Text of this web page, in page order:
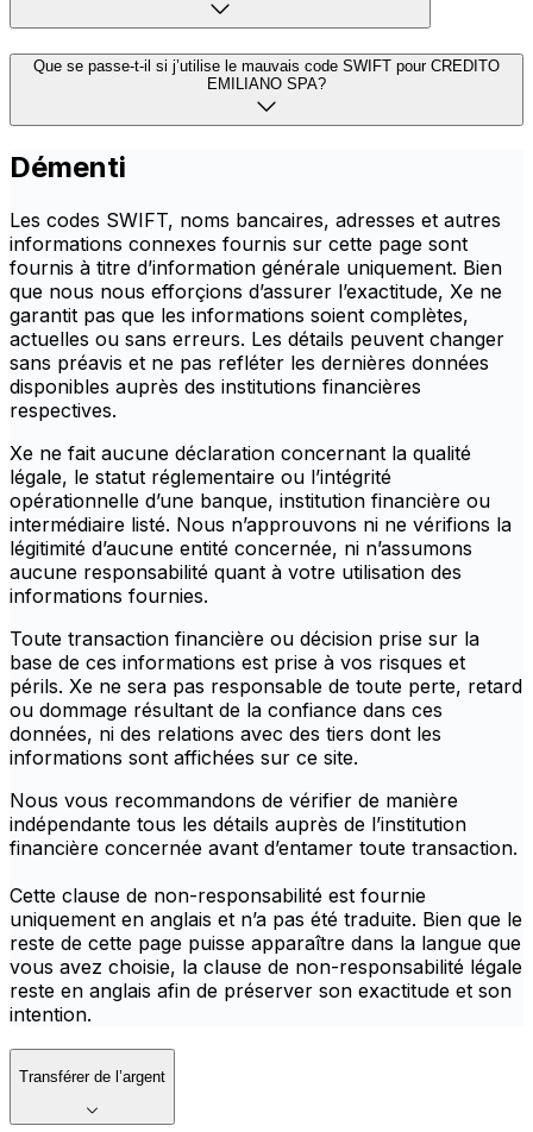
Que se passe-t-il si j’utilise le mauvais code SWIFT pour CREDITO
EMILIANO SPA?
Démenti
Les codes SWIFT, noms bancaires, adresses et autres
informations connexes fournis sur cette page sont
fournis à titre d’information générale uniquement. Bien
que nous nous efforçions d’assurer l’exactitude, Xe ne
garantit pas que les informations soient complètes,
actuelles ou sans erreurs. Les détails peuvent changer
sans préavis et ne pas refléter les dernières données
disponibles auprès des institutions financières
respectives.
Xe ne fait aucune déclaration concernant la qualité
légale, le statut réglementaire ou l’intégrité
opérationnelle d’une banque, institution financière ou
intermédiaire listé. Nous n’approuvons ni ne vérifions la
légitimité d’aucune entité concernée, ni n’assumons
aucune responsabilité quant à votre utilisation des
informations fournies.
Toute transaction financière ou décision prise sur la
base de ces informations est prise à vos risques et
périls. Xe ne sera pas responsable de toute perte, retard
ou dommage résultant de la confiance dans ces
données, ni des relations avec des tiers dont les
informations sont affichées sur ce site.
Nous vous recommandons de vérifier de manière
indépendante tous les détails auprès de l’institution
financière concernée avant d’entamer toute transaction.
Cette clause de non-responsabilité est fournie
uniquement en anglais et n’a pas été traduite. Bien que le
reste de cette page puisse apparaître dans la langue que
vous avez choisie, la clause de non-responsabilité légale
reste en anglais afin de préserver son exactitude et son
intention.
Transférer de l’argent